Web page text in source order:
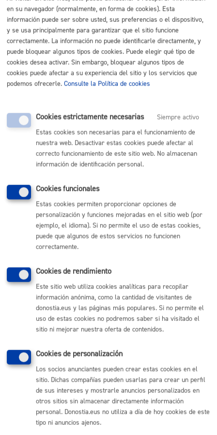
Buscar
Listado completo de Trámites
Personas extranjeras
Acceso a Zona de Bajas Emisiones (ZBE) a matrículas
ONLINE
TELÉFONO
MÁQUINA
Volver al índice Volver atrás
Comunícate con el Ayuntamiento de Donostia / San
Sebastián
(+34) 943 481 000
Buzón de la ciudadanía
Informar de un error en la web
Enlaces útiles
Perfil del contratante
Sede electrónica
Mapas - GeoDonostia
Sala de prensa
Mapa web
Otras páginas web corporativas
en su navegador (normalmente, en forma de cookies). Esta
información puede ser sobre usted, sus preferencias o el dispositivo,
y se usa principalmente para garantizar que el sitio funcione
correctamente. La información no puede identificarle directamente, y
puede bloquear algunos tipos de cookies. Puede elegir qué tipo de
cookies desea activar. Sin embargo, bloquear algunos tipos de
cookies puede afectar a su experiencia del sitio y los servicios que
podemos ofrecerle. Consulte la Política de cookies
Cookies estrictamente necesarias
Siempre activo
Estas cookies son necesarias para el funcionamiento de
nuestra web. Desactivar estas cookies puede afectar al
correcto funcionamiento de este sitio web. No almacenan
información de identificación personal.
Cookies funcionales
Estas cookies permiten proporcionar opciones de
personalización y funciones mejoradas en el sitio web (por
ejemplo, el idioma). Si no permite el uso de estas cookies,
puede que algunos de estos servicios no funcionen
correctamente.
Cookies de rendimiento
Este sitio web utiliza cookies analíticas para recopilar
información anónima, como la cantidad de visitantes de
donostia.eus y las páginas más populares. Si no permite el
uso de estas cookies no podremos saber si ha visitado el
sitio ni mejorar nuestra oferta de contenidos.
Cookies de personalización
Los socios anunciantes pueden crear estas cookies en el
sitio. Dichas compañías pueden usarlas para crear un perfil
de sus intereses y mostrarle anuncios personalizados en
otros sitios sin almacenar directamente información
personal. Donostia.eus no utiliza a día de hoy cookies de este
tipo ni anuncios ajenos.